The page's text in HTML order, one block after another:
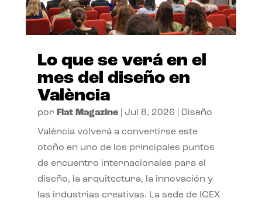
Lo que se verá en el
mes del diseño en
València
por Flat Magazine| Jul 8, 2026 Diseño
València volverá a convertirse este
otoño en uno de los principales puntos
de encuentro internacionales para el
diseño, la arquitectura, la innovación y
las industrias creativas. La sede de ICEX